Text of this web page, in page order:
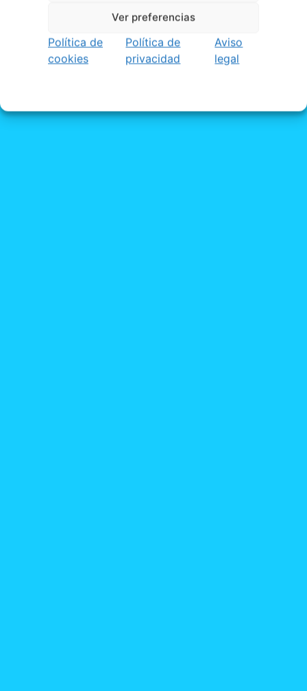
Ver preferencias
Política de
cookies
Política de
privacidad
Aviso
legal